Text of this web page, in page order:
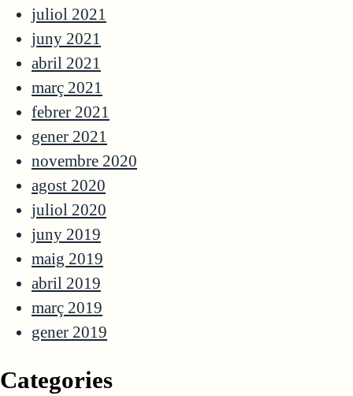
juliol 2021
juny 2021
abril 2021
març 2021
febrer 2021
gener 2021
novembre 2020
agost 2020
juliol 2020
juny 2019
maig 2019
abril 2019
març 2019
gener 2019
Categories